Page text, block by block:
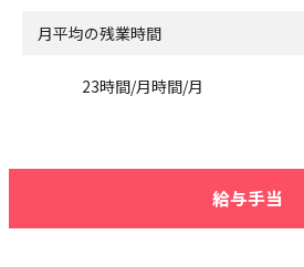
月平均の残業時間
23時間/月時間/月
給与手当